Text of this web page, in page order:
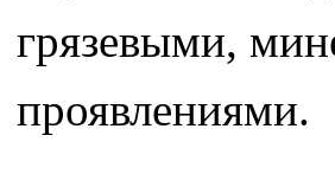
грязевыми,
проявлениями.